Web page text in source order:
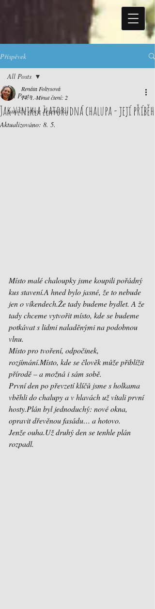
Příspěvek
All Posts
zaniklé obce Jesenicka
All Posts
Jak vznikla Zlatorudná chalupa - její příběh
Renáta Foltysová
14. 1. Minut čtení: 2
Aktualizováno: 8. 5.
Místo malé chaloupky jsme koupili pořádný
kus stavení.A hned bylo jasné, že to nebude
jen o víkendech.Že tady budeme bydlet. A že
tady chceme vytvořit místo, kde se budeme
potkávat s lidmi naladěnými na podobnou
vlnu.
Místo pro tvoření, odpočinek,
rozjímání.Místo, kde se člověk může přiblížit
přírodě – a možná i sám sobě.
První den po převzetí klíčů jsme s holkama
vběhli do chalupy a v hlavách už vítali první
hosty.Plán byl jednoduchý: nové okna,
opravit dřevěnou fasádu… a hotovo.
Jenže ouha.Už druhý den se tenhle plán
rozpadl.